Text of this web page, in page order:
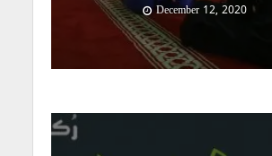
December 12, 2020